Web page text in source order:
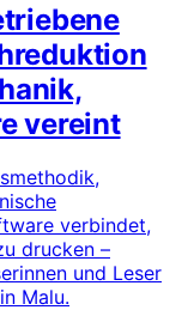
vereint
verbindet,
drucken –
und Leser
Malu.